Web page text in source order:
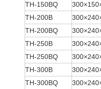
TH-150BQ
TH-200B
TH-200BQ
TH-250B
TH-250BQ
TH-300B
TH-300BQ